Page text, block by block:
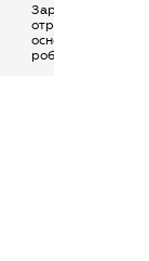
Заробітна плата
отримана за
основним місцем
роботи